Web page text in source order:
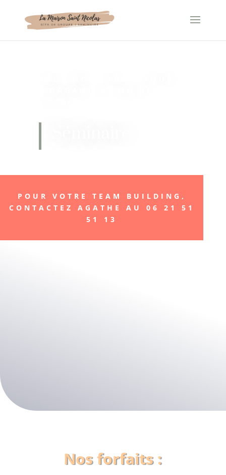
POUR VOTRE TEAM BUILDING,
CONTACTEZ AGATHE AU 06 21 51
51 13
Nos forfaits :